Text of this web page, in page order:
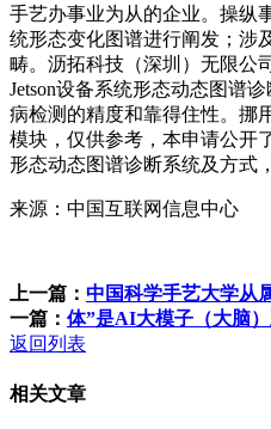
手艺办事业为从的企业。操纵
统形态变化图谱进行阐发；涉
畴。沥拓科技（深圳）无限公
Jetson设备系统形态动态图谱
病检测的精度和靠得住性。挪
模块，仅供参考，本申请公开
形态动态图谱诊断系统及方式
来源：中国互联网信息中心
上一篇： 中国科学手艺大学从
一篇： 体”是AI大模子（大脑
返回列表
相关文章